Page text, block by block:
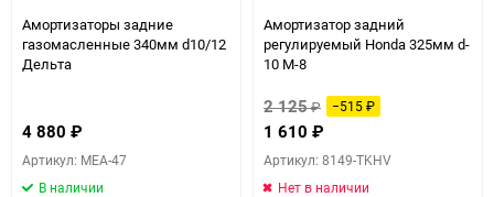
Амортизаторы задние
газомасленные 340мм d10/12
Дельта
4 880 ₽
Артикул: MEA-47
В наличии
Амортизатор задний
регулируемый Honda 325мм d-
10 M-8
2 125₽ −515₽
1 610 ₽
Артикул: 8149-TKHV
Нет в наличии